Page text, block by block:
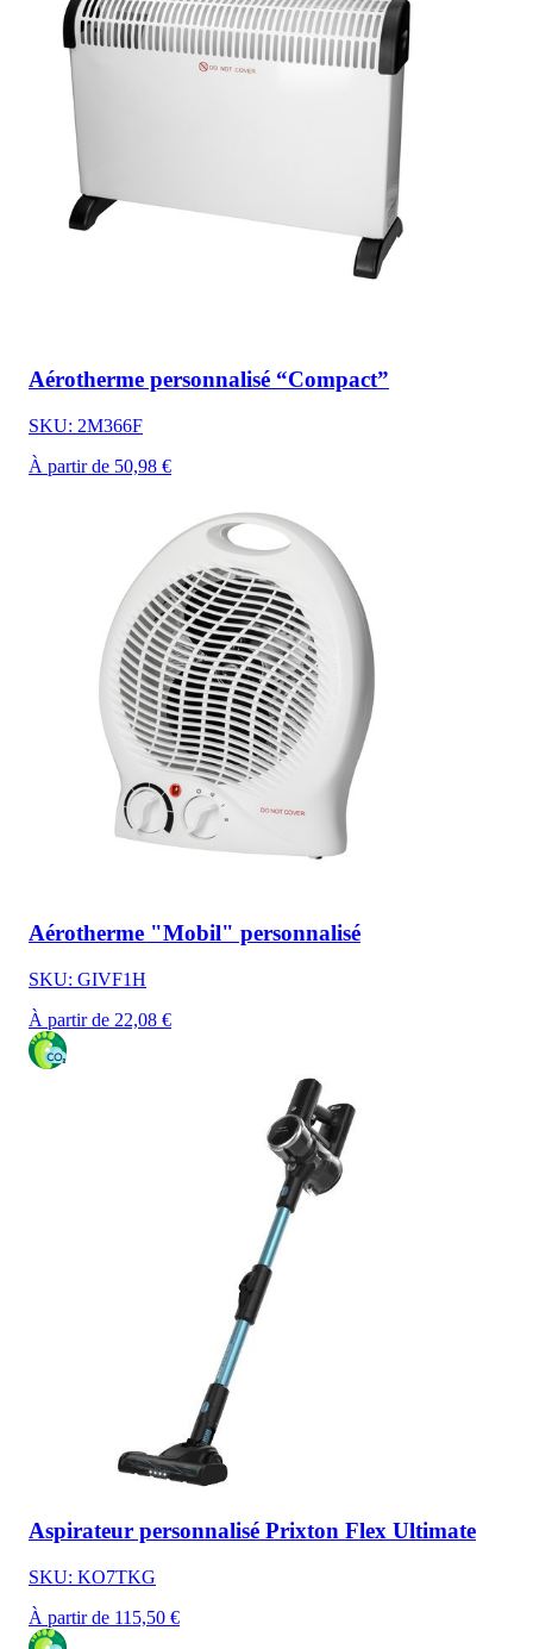
Aérotherme personnalisé “Compact”
SKU: 2M366F
À partir de 50,98 €
Aérotherme "Mobil" personnalisé
SKU: GIVF1H
À partir de 22,08 €
Aspirateur personnalisé Prixton Flex Ultimate
SKU: KO7TKG
À partir de 115,50 €